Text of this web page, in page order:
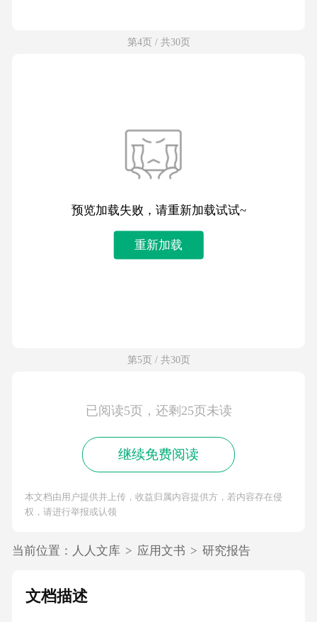
第4页 / 共30页
预览加载失败，请重新加载试试~
重新加载
第5页 / 共30页
已阅读5页，还剩25页未读
继续免费阅读
本文档由用户提供并上传，收益归属内容提供方，若内容存在侵
权，请进行举报或认领
当前位置： 人人文库 > 应用文书 > 研究报告
文档描述